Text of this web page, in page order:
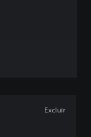
Excluir